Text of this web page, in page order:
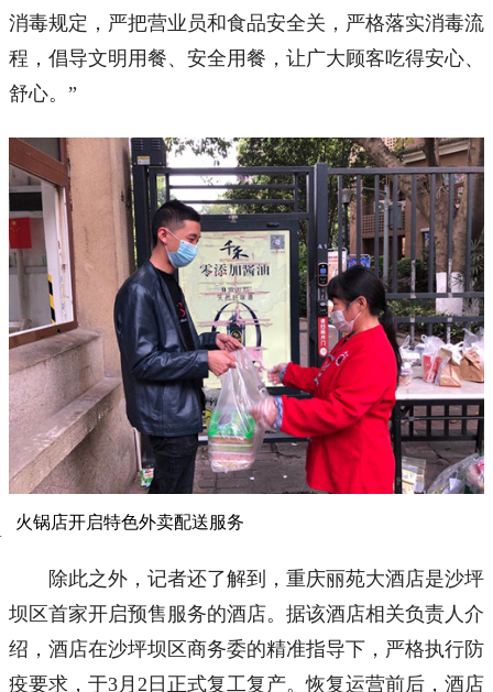
消毒规定，严把营业员和食品安全关，严格落实消毒流
程，倡导文明用餐、安全用餐，让广大顾客吃得安心、
舒心。”
火锅店开启特色外卖配送服务
除此之外，记者还了解到，重庆丽苑大酒店是沙坪
坝区首家开启预售服务的酒店。据该酒店相关负责人介
绍，酒店在沙坪坝区商务委的精准指导下，严格执行防
疫要求，于3月2日正式复工复产。恢复运营前后，酒店